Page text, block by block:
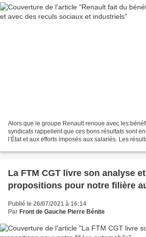
Alors que le groupe Renault renoue avec les
syndicats rappellent que ces bons résultats sont
l’État et aux efforts imposés aux salariés. Les
La FTM CGT livre son analyse
propositions pour notre filière
Publié le 26/07/2021 à 16:14
Par Front de Gauche Pierre Bénite